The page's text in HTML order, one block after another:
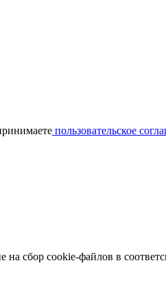
пользовательское
на сбор cookie-файлов в